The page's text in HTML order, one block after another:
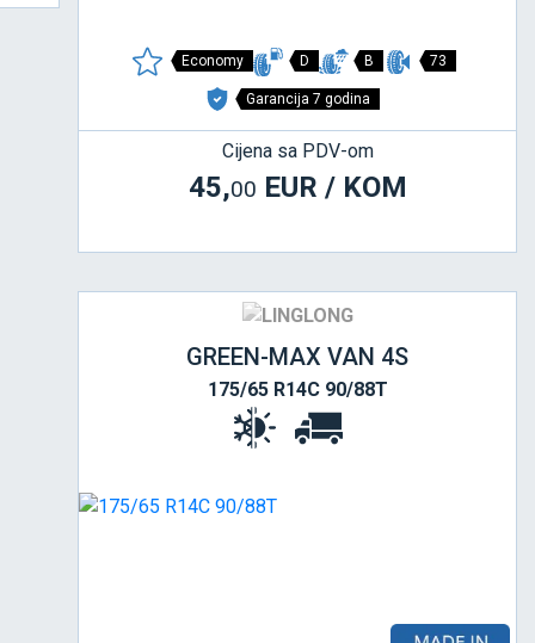
Economy D B 73
Garancija 7 godina
Cijena sa PDV-om
45,00 EUR / KOM
GREEN-MAX VAN 4S
175/65 R14C 90/88T